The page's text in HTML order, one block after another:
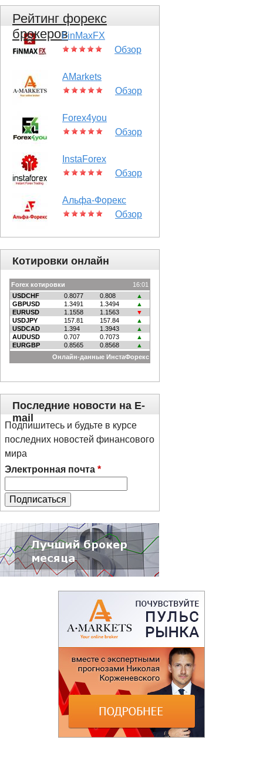
Рейтинг форекс
брокеровFinMaxFX
Обзор
AMarkets
Обзор
Forex4you
Обзор
InstaForex
Обзор
Альфа-Форекс
Обзор
Котировки онлайн
Последние новости на E-
mail
Подпишитесь и будьте в курсе
последних новостей финансового
мира
Электронная почта *